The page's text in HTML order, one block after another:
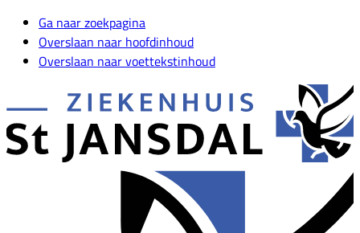
Ga naar zoekpagina
Overslaan naar hoofdinhoud
Overslaan naar voettekstinhoud